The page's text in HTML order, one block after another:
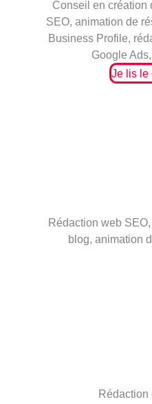
Conseil en création
SEO, animation de
Business Profile,
Google
Je lis le
Rédaction web
blog, animation
Rédaction